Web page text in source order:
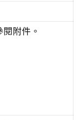
附件。